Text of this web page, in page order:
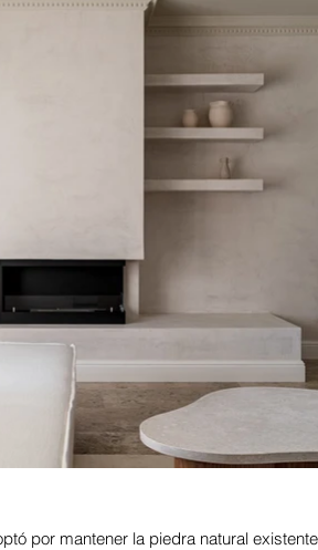
por mantener la piedra natural